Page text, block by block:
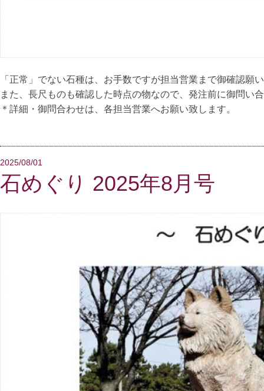
「正常」でない石種は、お手数ですが担当営業まで御確認願
また、長尺ものも確認した時点の物なので、発注前に御問い
＊詳細・御問合わせは、各担当営業へお願い致します。
2025/08/01
石めぐり 2025年8月号